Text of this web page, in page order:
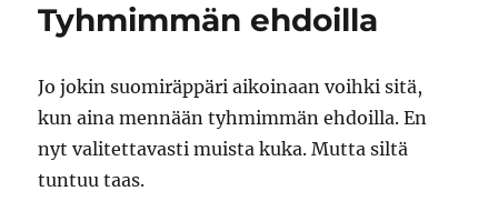
Tyhmimmän ehdoilla
Jo jokin suomiräppäri aikoinaan voihki sitä,
kun aina mennään tyhmimmän ehdoilla. En
nyt valitettavasti muista kuka. Mutta siltä
tuntuu taas.